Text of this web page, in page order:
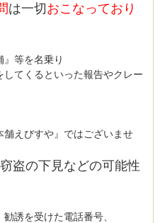
は一切おこなっており
等を名乗り
てくるといった報告やクレー
えびすや』ではございませ
盗の下見などの可能性
誘を受けた電話番号、